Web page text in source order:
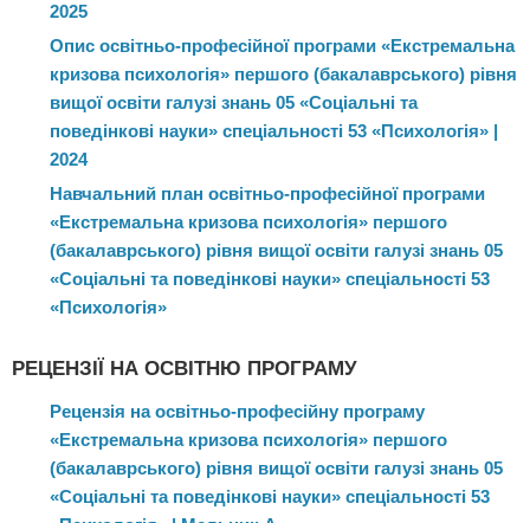
2025
Опис освітньо-професійної програми «Екстремальна
кризова психологія» першого (бакалаврського) рівня
вищої освіти галузі знань 05 «Соціальні та
поведінкові науки» спеціальності 53 «Психологія» |
2024
Навчальний план освітньо-професійної програми
«Екстремальна кризова психологія» першого
(бакалаврського) рівня вищої освіти галузі знань 05
«Соціальні та поведінкові науки» спеціальності 53
«Психологія»
РЕЦЕНЗІЇ НА ОСВІТНЮ ПРОГРАМУ
Рецензія на освітньо-професійну програму
«Екстремальна кризова психологія» першого
(бакалаврського) рівня вищої освіти галузі знань 05
«Соціальні та поведінкові науки» спеціальності 53